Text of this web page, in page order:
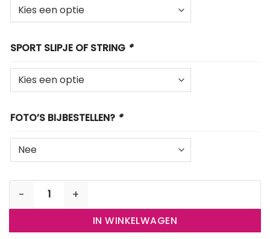
SPORT SLIPJE OF STRING *
FOTO’S BIJBESTELLEN? *
IN WINKELWAGEN